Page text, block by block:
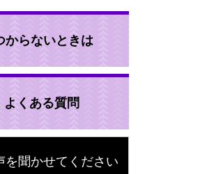
からないときは
よくある質問
を聞かせてください